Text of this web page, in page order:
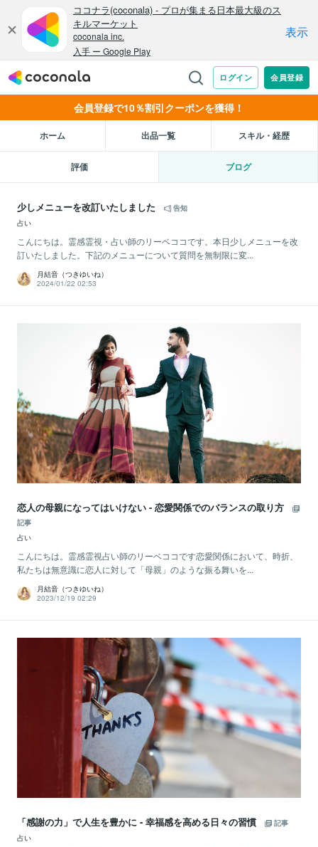
会員登録で10％割引クーポンを獲得！
ホーム 出品一覧 スキル・経歴
評価 ブログ
少しメニューを改訂いたしました
告知
占い
こんにちは。霊感霊視・占い師のリーベココです。本日少しメニューを改
訂いたしました。下記のメニューについて質問を無制限に変...
月結音（つきゆいね）
2024/01/22 02:53
恋人の母親になってはいけない - 恋愛関係でのバランスの取り方
記事
占い
こんにちは。霊感霊視占い師のリーベココです恋愛関係において、時折、
私たちは無意識に恋人に対して「母親」のような振る舞いを...
月結音（つきゆいね）
2023/12/19 02:29
「感謝の力」で人生を豊かに - 幸福感を高める日々の習慣
記事
占い